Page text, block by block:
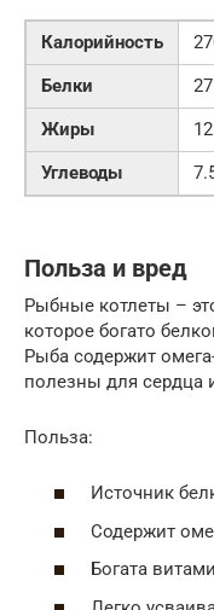
Калорийность
Белки
Жиры
Углеводы
Польза и вред
Рыбные котлеты –
которое богато
Рыба содержит
полезны для сердца
Польза:
Источник
Содержит
Богата